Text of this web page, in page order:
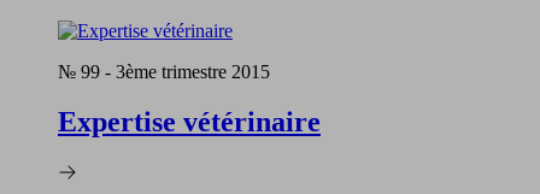
№ 99 - 3ème trimestre 2015
Expertise vétérinaire